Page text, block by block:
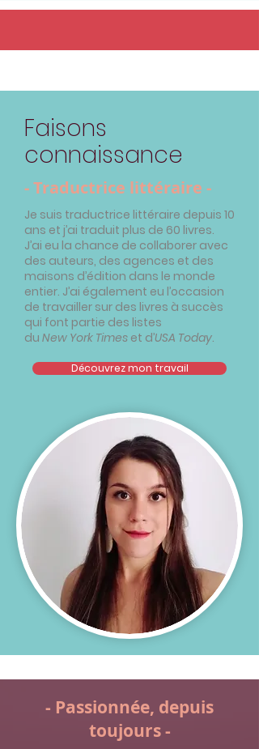
Faisons
connaissance
- Traductrice littéraire -
Je suis traductrice littéraire depuis 10
ans et j’ai traduit plus de 60 livres.
J’ai eu la chance de collaborer avec
des auteurs, des agences et des
maisons d’édition dans le monde
entier. J’ai également eu l’occasion
de travailler sur des livres à succès
qui font partie des listes
du New York Times et d’USA Today.
Découvrez mon travail
- Passionnée, depuis
toujours -